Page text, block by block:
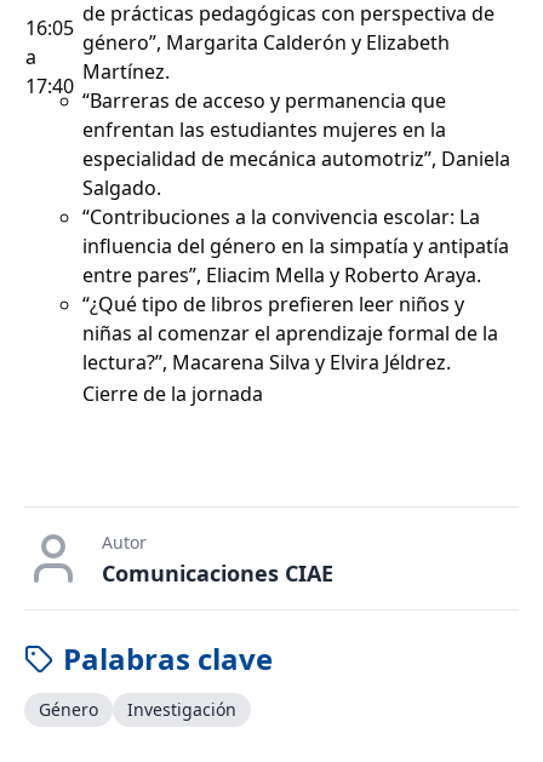
16:05
a
17:40
de prácticas pedagógicas con perspectiva de
género”, Margarita Calderón y Elizabeth
Martínez.
“Barreras de acceso y permanencia que
enfrentan las estudiantes mujeres en la
especialidad de mecánica automotriz”, Daniela
Salgado.
“Contribuciones a la convivencia escolar: La
influencia del género en la simpatía y antipatía
entre pares”, Eliacim Mella y Roberto Araya.
“¿Qué tipo de libros prefieren leer niños y
niñas al comenzar el aprendizaje formal de la
lectura?”, Macarena Silva y Elvira Jéldrez.
Cierre de la jornada
Autor
Comunicaciones CIAE
Palabras clave
Género Investigación